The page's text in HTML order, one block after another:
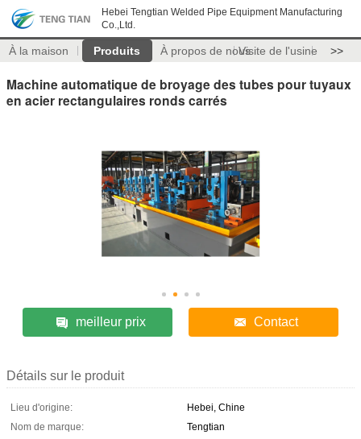
Hebei Tengtian Welded Pipe Equipment Manufacturing
Co.,Ltd.
À la maison Produits À propos de nousVisite de l'usine >>
Machine automatique de broyage des tubes pour tuyaux
en acier rectangulaires ronds carrés
meilleur prix Contact
Détails sur le produit
Lieu d'origine:
Hebei, Chine
Nom de marque:
Tengtian